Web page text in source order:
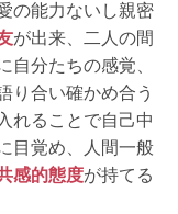
の能力ないし親密
が出来、二人の間
自分たちの感覚、
り合い確かめ合う
れることで自己中
目覚め、人間一般
感的態度が持てる